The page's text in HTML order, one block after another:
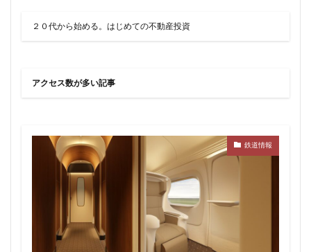
２０代から始める。はじめての不動産投資
アクセス数が多い記事
鉄道情報